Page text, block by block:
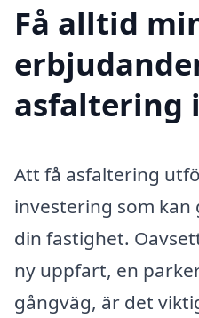
Få alltid
asfaltering
Att få asfaltering
investering som
din fastighet.
ny uppfart, en
gångväg, är det